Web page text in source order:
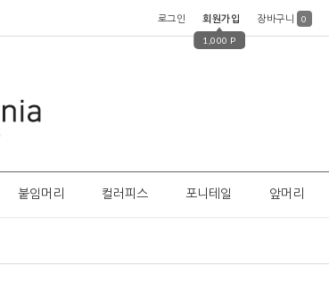
로그인 회원가입
1,000 P
장바구니 0
붙임머리 컬러피스 포니테일 앞머리